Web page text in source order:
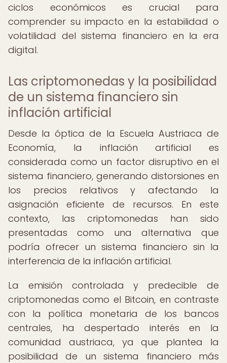
ciclos económicos es crucial para
comprender su impacto en la estabilidad o
volatilidad del sistema financiero en la era
digital.
Las criptomonedas y la posibilidad
de un sistema financiero sin
inflación artificial
Desde la óptica de la Escuela Austriaca de
Economía, la inflación artificial es
considerada como un factor disruptivo en el
sistema financiero, generando distorsiones en
los precios relativos y afectando la
asignación eficiente de recursos. En este
contexto, las criptomonedas han sido
presentadas como una alternativa que
podría ofrecer un sistema financiero sin la
interferencia de la inflación artificial.
La emisión controlada y predecible de
criptomonedas como el Bitcoin, en contraste
con la política monetaria de los bancos
centrales, ha despertado interés en la
comunidad austriaca, ya que plantea la
posibilidad de un sistema financiero más